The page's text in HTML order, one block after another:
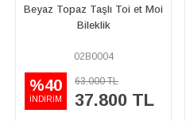
Pırlanta Çiğdem Çiçeği Kolye
23P0053
%40
İNDİRİM
28.770 TL
17.260 TL